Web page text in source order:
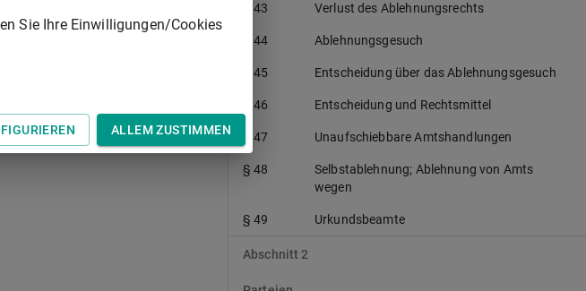
§ 43 Verlust des Ablehnungsrechts
§ 44 Ablehnungsgesuch
§ 45 Entscheidung über das Ablehnungsgesuch
§ 46 Entscheidung und Rechtsmittel
§ 47 Unaufschiebbare Amtshandlungen
§ 48
Selbstablehnung; Ablehnung von Amts
wegen
§ 49 Urkundsbeamte
Abschnitt 2
Sie Ihre Einwilligungen/Cookies
ALLEM ZUSTIMMEN